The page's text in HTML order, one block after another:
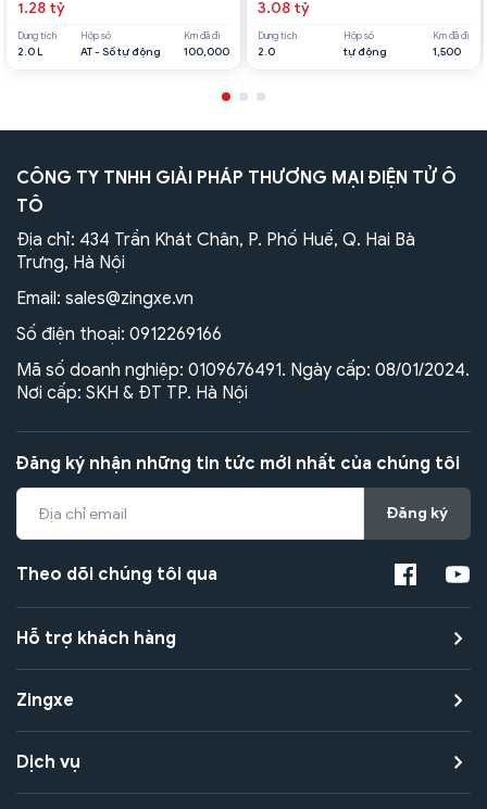
1.28 tỷ
Dung tích
2.0 L
Hộp số
AT - Số tự động
Km đã đi
100,000
3.08 tỷ
Dung tích
2.0
Hộp số
tự động
Km đã đi
1,500
CÔNG TY TNHH GIẢI PHÁP THƯƠNG MẠI ĐIỆN TỬ Ô
TÔ
Địa chỉ: 434 Trần Khát Chân, P. Phố Huế, Q. Hai Bà
Trưng, Hà Nội
Email: sales@zingxe.vn
Số điện thoại: 0912269166
Mã số doanh nghiệp: 0109676491. Ngày cấp: 08/01/2024.
Nơi cấp: SKH & ĐT TP. Hà Nội
Đăng ký nhận những tin tức mới nhất của chúng tôi
Đăng ký
Theo dõi chúng tôi qua
Hỗ trợ khách hàng
Zingxe
Dịch vụ